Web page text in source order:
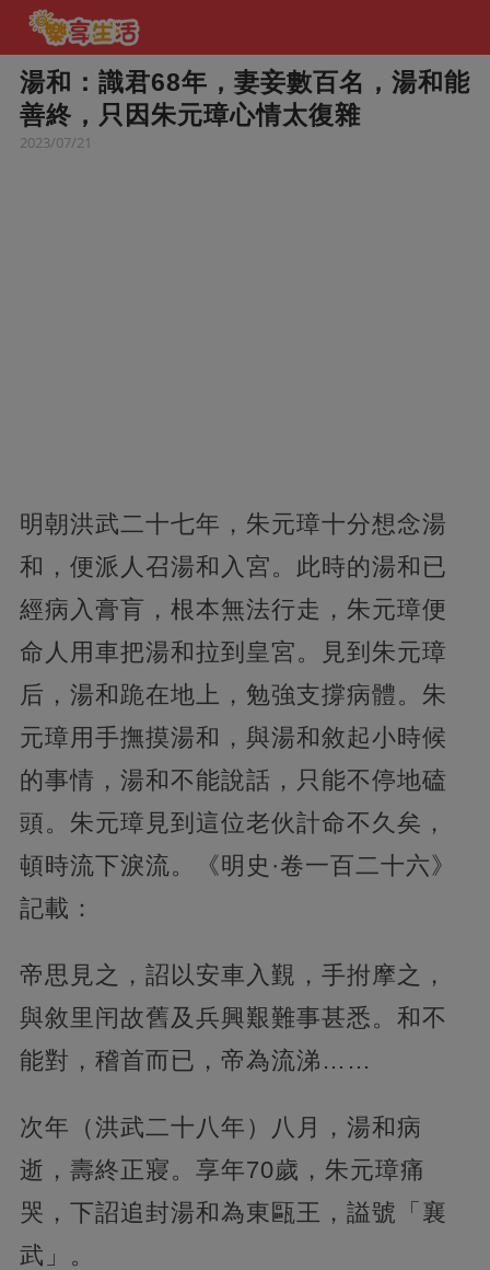
湯和：識君68年，妻妾數百名，湯和能
善終，只因朱元璋心情太復雜
2023/07/21
明朝洪武二十七年，朱元璋十分想念湯
和，便派人召湯和入宮。此時的湯和已
經病入膏肓，根本無法行走，朱元璋便
命人用車把湯和拉到皇宮。見到朱元璋
后，湯和跪在地上，勉強支撐病體。朱
元璋用手撫摸湯和，與湯和敘起小時候
的事情，湯和不能說話，只能不停地磕
頭。朱元璋見到這位老伙計命不久矣，
頓時流下淚流。《明史·卷一百二十六》
記載：
帝思見之，詔以安車入覲，手拊摩之，
與敘里闬故舊及兵興艱難事甚悉。和不
能對，稽首而已，帝為流涕……
次年（洪武二十八年）八月，湯和病
逝，壽終正寢。享年70歲，朱元璋痛
哭，下詔追封湯和為東甌王，謚號「襄
武」。